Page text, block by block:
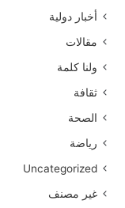
أخبار دولية
مقالات
ولنا كلمة
ثقافة
الصحة
رياضة
Uncategorized
غير مصنف